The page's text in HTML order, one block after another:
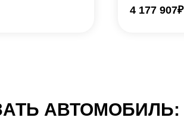
4 177 907₽
АВТОМОБИЛЬ: